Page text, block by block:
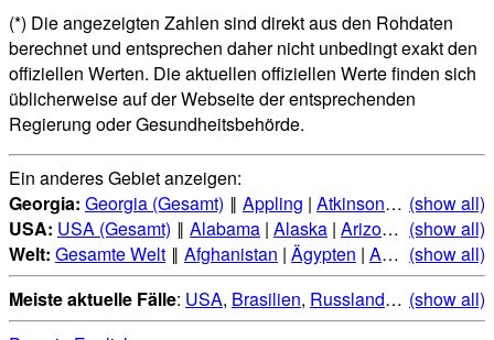
(*) Die angezeigten Zahlen sind direkt aus den Rohdaten
berechnet und entsprechen daher nicht unbedingt exakt den
offiziellen Werten. Die aktuellen offiziellen Werte finden sich
üblicherweise auf der Webseite der entsprechenden
Regierung oder Gesundheitsbehörde.
Ein anderes Gebiet anzeigen:
Georgia: Georgia (Gesamt) ‖ Appling | Atkinson|Bacon|
(show all)
USA: USA (Gesamt) ‖ Alabama | Alaska | Arizona |Arkansas
(show all)
Welt: Gesamte Welt ‖ Afghanistan | Ägypten | Albanien |
(show all)
Meiste aktuelle Fälle: USA, Brasilien, Russland,Indien,
(show all)